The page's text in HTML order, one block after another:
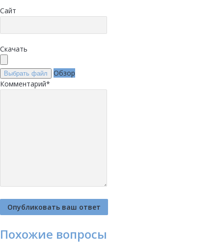
Сайт
Скачать
Выбрать файл
Обзор
Комментарий*
Похожие вопросы